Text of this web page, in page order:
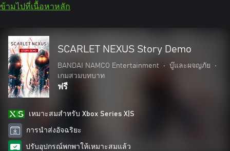
ข้ามไปที่เนื้อหาหลัก
SCARLET NEXUS Story Demo
BANDAI NAMCO Entertainment • บู๊และผจญภัย
•
เกมสวมบทบาท
ฟรี
เหมาะสมสําหรับ Xbox Series X|S
การนำส่งอัจฉริยะ
ปรับอุปกรณ์พกพาให้เหมาะสมแล้ว